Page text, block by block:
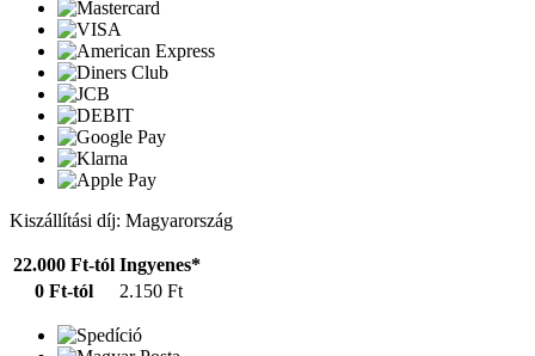
Kiszállítási díj: Magyarország
22.000 Ft-tól Ingyenes*
0 Ft-tól
2.150 Ft